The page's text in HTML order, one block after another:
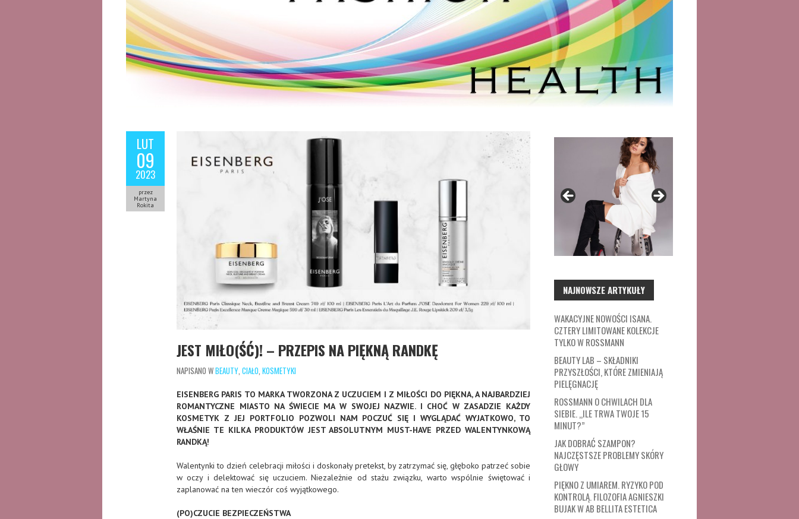
LUT
09
2023
przez
Martyna
Rokita
JEST MIŁO(ŚĆ)! – PRZEPIS NA PIĘKNĄ RANDKĘ
NAPISANO WBEAUTY CIAŁO KOSMETYKI
EISENBERG PARIS TO MARKA TWORZONA Z UCZUCIEM I Z MIŁOŚCI DO PIĘKNA, A NAJBARDZIEJ
ROMANTYCZNE MIASTO NA ŚWIECIE MA W SWOJEJ NAZWIE. I CHOĆ W ZASADZIE KAŻDY
KOSMETYK Z JEJ PORTFOLIO POZWOLI NAM POCZUĆ SIĘ I WYGLĄDAĆ WYJATKOWO, TO
WŁAŚNIE TE KILKA PRODUKTÓW JEST ABSOLUTNYM MUST-HAVE PRZED WALENTYNKOWĄ
RANDKĄ!
Walentynki to dzień celebracji miłości i doskonały pretekst, by zatrzymać się, głęboko patrzeć sobie
w oczy i delektować się uczuciem. Niezależnie od stażu związku, warto wspólnie świętować i
zaplanować na ten wieczór coś wyjątkowego.
(PO)CZUCIE BEZPIECZEŃSTWA
NAJNOWSZE ARTYKUŁY
WAKACYJNE NOWOŚCI ISANA.
CZTERY LIMITOWANE KOLEKCJE
TYLKO W ROSSMANN
BEAUTY LAB – SKŁADNIKI
PRZYSZŁOŚCI, KTÓRE ZMIENIAJĄ
PIELĘGNACJĘ
ROSSMANN O CHWILACH DLA
SIEBIE. „ILE TRWA TWOJE 15
MINUT?”
JAK DOBRAĆ SZAMPON?
NAJCZĘSTSZE PROBLEMY SKÓRY
GŁOWY
PIĘKNO Z UMIAREM. RYZYKO POD
KONTROLĄ. FILOZOFIA AGNIESZKI
BUJAK W AB BELLITA ESTETICA